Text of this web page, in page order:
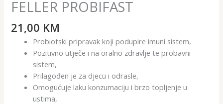
FELLER PROBIFAST
21,00 KM
Probiotski pripravak koji podupire imuni sistem,
Pozitivno utječe i na oralno zdravlje te probavni
sistem,
Prilagođen je za djecu i odrasle,
Omogućuje laku konzumaciju i brzo topljenje u
ustima,